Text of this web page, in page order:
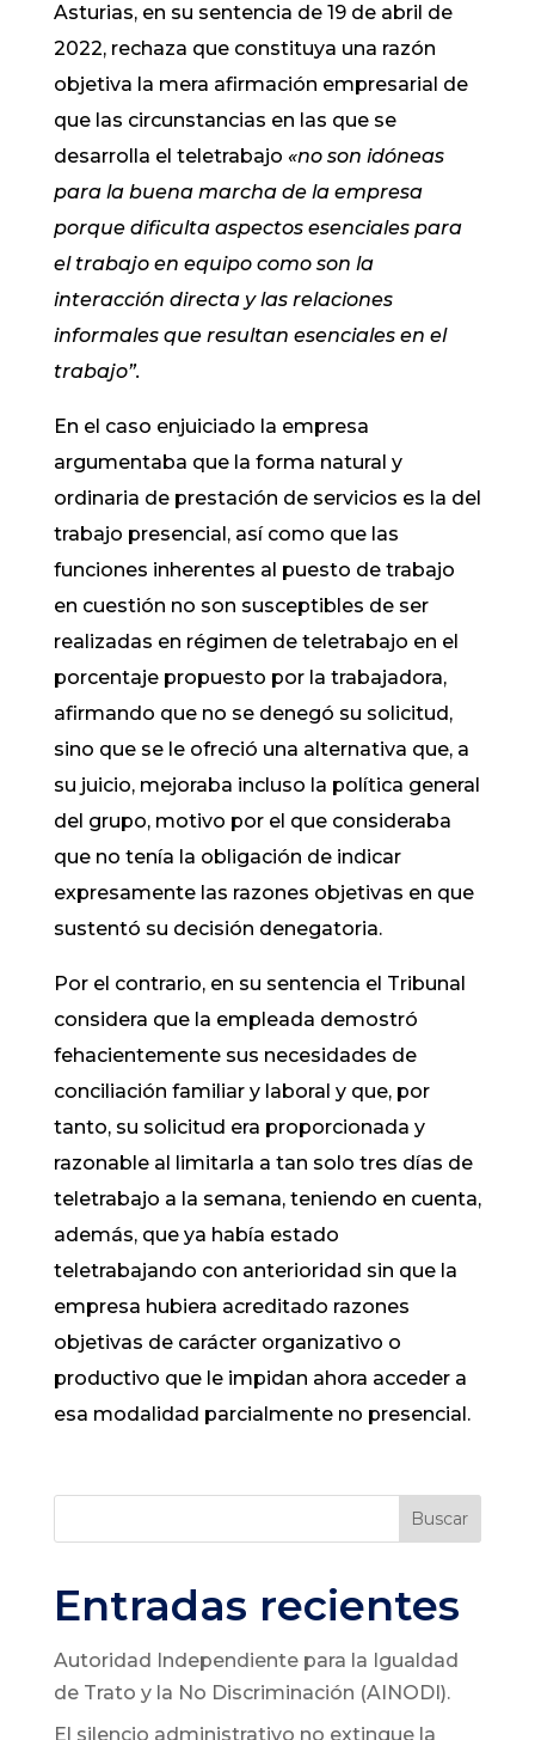
Asturias, en su sentencia de 19 de abril de
2022, rechaza que constituya una razón
objetiva la mera afirmación empresarial de
que las circunstancias en las que se
desarrolla el teletrabajo «no son idóneas
para la buena marcha de la empresa
porque dificulta aspectos esenciales para
el trabajo en equipo como son la
interacción directa y las relaciones
informales que resultan esenciales en el
trabajo”.
En el caso enjuiciado la empresa
argumentaba que la forma natural y
ordinaria de prestación de servicios es la del
trabajo presencial, así como que las
funciones inherentes al puesto de trabajo
en cuestión no son susceptibles de ser
realizadas en régimen de teletrabajo en el
porcentaje propuesto por la trabajadora,
afirmando que no se denegó su solicitud,
sino que se le ofreció una alternativa que, a
su juicio, mejoraba incluso la política general
del grupo, motivo por el que consideraba
que no tenía la obligación de indicar
expresamente las razones objetivas en que
sustentó su decisión denegatoria.
Por el contrario, en su sentencia el Tribunal
considera que la empleada demostró
fehacientemente sus necesidades de
conciliación familiar y laboral y que, por
tanto, su solicitud era proporcionada y
razonable al limitarla a tan solo tres días de
teletrabajo a la semana, teniendo en cuenta,
además, que ya había estado
teletrabajando con anterioridad sin que la
empresa hubiera acreditado razones
objetivas de carácter organizativo o
productivo que le impidan ahora acceder a
esa modalidad parcialmente no presencial.
Buscar
Entradas recientes
Autoridad Independiente para la Igualdad
de Trato y la No Discriminación (AINODI).
El silencio administrativo no extingue la